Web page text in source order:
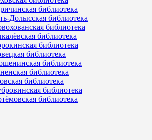
библиотека
Долысская библиотека
библиотека
библиотека
библиотека
библиотека
библиотека
библиотека
библиотека
библиотека
библиотека